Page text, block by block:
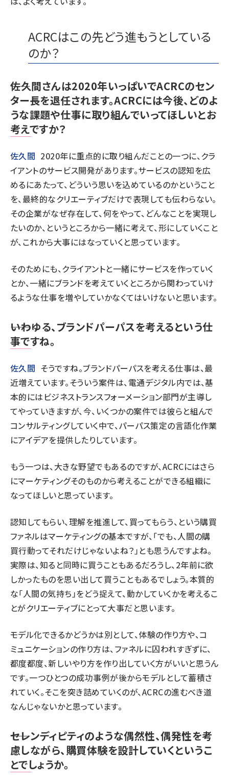
ACRCはこの先どう進もうとしている
のか？
――佐久間さんは2020年いっぱいでACRCのセン
ター長を退任されます。ACRCには今後、どのよ
うな課題や仕事に取り組んでいってほしいとお
考えですか？
佐久間 2020年に重点的に取り組んだことの一つに、クラ
イアントのサービス開発があります。サービスの認知を広
めるにあたって、どういう思いを込めているのかということ
を、最終的なクリエーティブだけで表現しても伝わらない。
その企業がなぜ存在して、何をやって、どんなことを実現し
たいのか、というところから一緒に考えて、形にしていくこと
が、これから大事にはなっていくと思っています。
そのためにも、クライアントと一緒にサービスを作っていく
とか、一緒にブランドを考えていくところから関わっていけ
るような仕事を増やしていかなくてはいけないと思います。
――いわゆる、ブランドパーパスを考えるという仕
事ですね。
佐久間 そうですね。ブランドパーパスを考える仕事は、最
近増えています。そういう案件は、電通デジタル内では、基
本的にはビジネストランスフォーメーション部門が主導し
てやっていきますが、今、いくつかの案件では彼らと組んで
コンサルティングしていく中で、パーパス策定の言語化作業
にアイデアを提供したりしています。
もう一つは、大きな野望でもあるのですが、ACRCにはさら
にマーケティングそのものから考えることができる組織に
なってほしいと思っています。
認知してもらい、理解を推進して、買ってもらう、という購買
ファネルはマーケティングの基本ですが、「でも、人間の購
買行動ってそれだけじゃないよね？」とも思うんですよね。
実際は、知ると同時に買うこともあるだろうし、2年前に欲
しかったものを思い出して買うこともあるでしょう。本質的
な「人間の気持ち」をどう捉えて、動かしていくかを考えるこ
とがクリエーティブにとって大事だと思います。
モデル化できるかどうかは別として、体験の作り方や、コ
ミュニケーションの作り方は、ファネルに囚われすぎずに、
都度都度、新しいやり方を作り出していく方がいいと思うん
です。一つひとつの成功事例が後からモデルとして蓄積さ
れていく。そこを突き詰めていくのが、ACRCの進むべき道
なんじゃないかと思っています。
――セレンディピティのような偶然性、偶発性を考
慮しながら、購買体験を設計していくというこ
とでしょうか。